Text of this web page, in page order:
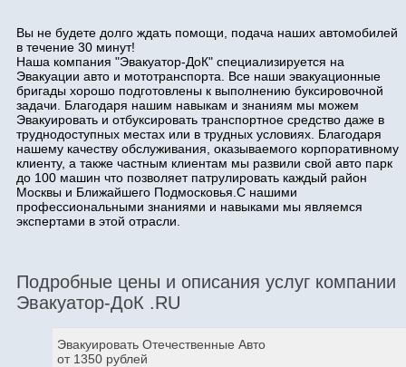
Вы не будете долго ждать помощи, подача наших автомобилей
в течение 30 минут!
Наша компания "Эвакуатор-ДоК" специализируется на
Эвакуации авто и мототранспорта. Все наши эвакуационные
бригады хорошо подготовлены к выполнению буксировочной
задачи. Благодаря нашим навыкам и знаниям мы можем
Эвакуировать и отбуксировать транспортное средство даже в
труднодоступных местах или в трудных условиях. Благодаря
нашему качеству обслуживания, оказываемого корпоративному
клиенту, а также частным клиентам мы развили свой авто парк
до 100 машин что позволяет патрулировать каждый район
Москвы и Ближайшего Подмосковья.С нашими
профессиональными знаниями и навыками мы являемся
экспертами в этой отрасли.
Подробные цены и описания услуг компании
Эвакуатор-ДоК .RU
Эвакуировать Отечественные Авто
от 1350 рублей